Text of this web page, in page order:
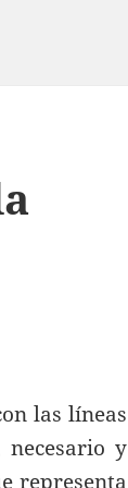
las líneas
necesario y
representa